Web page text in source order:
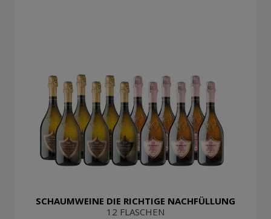
SCHAUMWEINE DIE RICHTIGE NACHFÜLLUNG
12 FLASCHEN